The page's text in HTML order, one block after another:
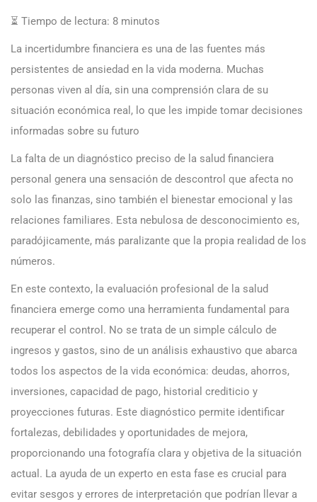
⏳ Tiempo de lectura: 8 minutos
La incertidumbre financiera es una de las fuentes más
persistentes de ansiedad en la vida moderna. Muchas
personas viven al día, sin una comprensión clara de su
situación económica real, lo que les impide tomar decisiones
informadas sobre su futuro
La falta de un diagnóstico preciso de la salud financiera
personal genera una sensación de descontrol que afecta no
solo las finanzas, sino también el bienestar emocional y las
relaciones familiares. Esta nebulosa de desconocimiento es,
paradójicamente, más paralizante que la propia realidad de los
números.
En este contexto, la evaluación profesional de la salud
financiera emerge como una herramienta fundamental para
recuperar el control. No se trata de un simple cálculo de
ingresos y gastos, sino de un análisis exhaustivo que abarca
todos los aspectos de la vida económica: deudas, ahorros,
inversiones, capacidad de pago, historial crediticio y
proyecciones futuras. Este diagnóstico permite identificar
fortalezas, debilidades y oportunidades de mejora,
proporcionando una fotografía clara y objetiva de la situación
actual. La ayuda de un experto en esta fase es crucial para
evitar sesgos y errores de interpretación que podrían llevar a